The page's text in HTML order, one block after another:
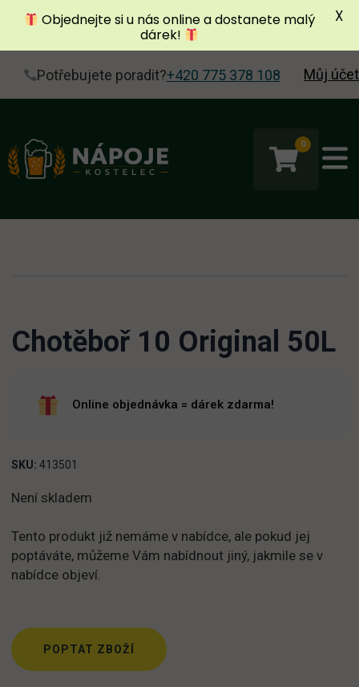
Potřebujete poradit?+420 775 378 108 Můj účet
0
Chotěboř 10 Original 50L
Online objednávka = dárek zdarma!
SKU: 413501
Není skladem
Tento produkt již nemáme v nabídce, ale pokud jej
poptáváte, můžeme Vám nabídnout jiný, jakmile se v
nabídce objeví.
POPTAT ZBOŽÍ
Objednejte si u nás online a dostanete malý
dárek!
X